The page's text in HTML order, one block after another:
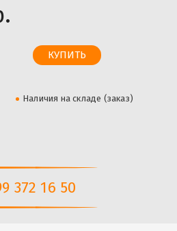
Наличия на складе (заказ)
372 16 50